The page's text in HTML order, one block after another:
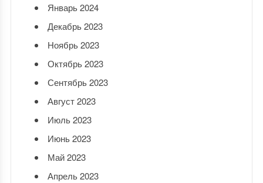
Январь 2024
Декабрь 2023
Ноябрь 2023
Октябрь 2023
Сентябрь 2023
Август 2023
Июль 2023
Июнь 2023
Май 2023
Апрель 2023